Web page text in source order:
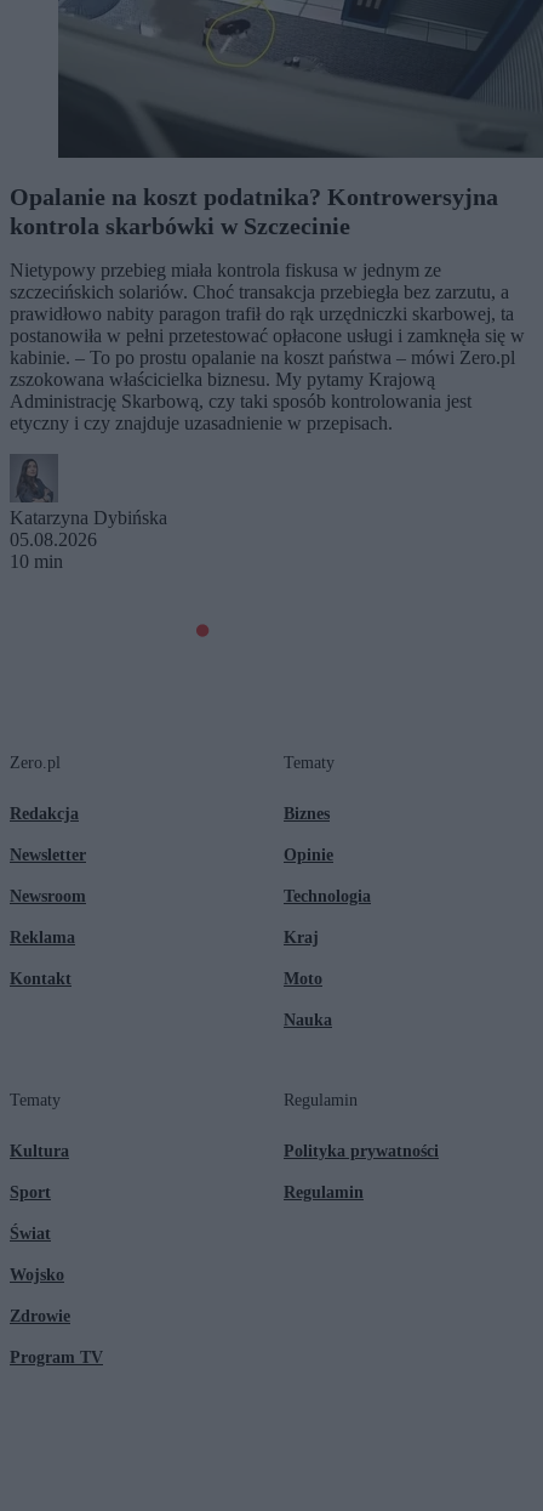
Opalanie na koszt podatnika? Kontrowersyjna
kontrola skarbówki w Szczecinie
Nietypowy przebieg miała kontrola fiskusa w jednym ze
szczecińskich solariów. Choć transakcja przebiegła bez zarzutu, a
prawidłowo nabity paragon trafił do rąk urzędniczki skarbowej, ta
postanowiła w pełni przetestować opłacone usługi i zamknęła się w
kabinie. – To po prostu opalanie na koszt państwa – mówi Zero.pl
zszokowana właścicielka biznesu. My pytamy Krajową
Administrację Skarbową, czy taki sposób kontrolowania jest
etyczny i czy znajduje uzasadnienie w przepisach.
Katarzyna Dybińska
05.08.2026
10 min
Zero.pl
Redakcja
Newsletter
Newsroom
Reklama
Kontakt
Tematy
Biznes
Opinie
Technologia
Kraj
Moto
Nauka
Tematy
Kultura
Sport
Świat
Wojsko
Zdrowie
Program TV
Regulamin
Polityka prywatności
Regulamin